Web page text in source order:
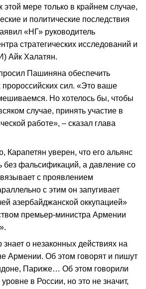
этой мере только в крайнем случае,
и политические последствия
«НГ» руководитель
стратегических исследований и
Айк Халатян.
Пашиняна обеспечить
пророссийских сил. «Это ваше
Но хотелось бы, чтобы
случае, принять участие в
работе», – сказал глава
Карапетян уверен, что его альянс
без фальсификаций, а давление со
с проявлением
с этим он запугивает
азербайджанской оккупацией»
премьер-министра Армении
о незаконных действиях на
Армении. Об этом говорят и пишут
Париже… Об этом говорили
в России, но это не значит,